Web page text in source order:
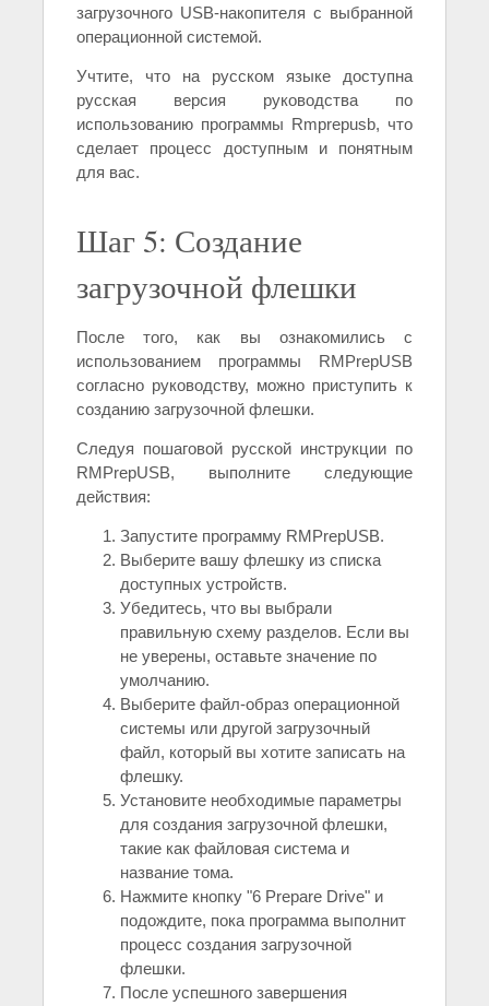
загрузочного USB-накопителя с выбранной
операционной системой.
Учтите, что на русском языке доступна
русская версия руководства по
использованию программы Rmprepusb, что
сделает процесс доступным и понятным
для вас.
Шаг 5: Создание
загрузочной флешки
После того, как вы ознакомились с
использованием программы RMPrepUSB
согласно руководству, можно приступить к
созданию загрузочной флешки.
Следуя пошаговой русской инструкции по
RMPrepUSB, выполните следующие
действия:
Запустите программу RMPrepUSB.
Выберите вашу флешку из списка
доступных устройств.
Убедитесь, что вы выбрали
правильную схему разделов. Если вы
не уверены, оставьте значение по
умолчанию.
Выберите файл-образ операционной
системы или другой загрузочный
файл, который вы хотите записать на
флешку.
Установите необходимые параметры
для создания загрузочной флешки,
такие как файловая система и
название тома.
Нажмите кнопку "6 Preparе Drive" и
подождите, пока программа выполнит
процесс создания загрузочной
флешки.
После успешного завершения